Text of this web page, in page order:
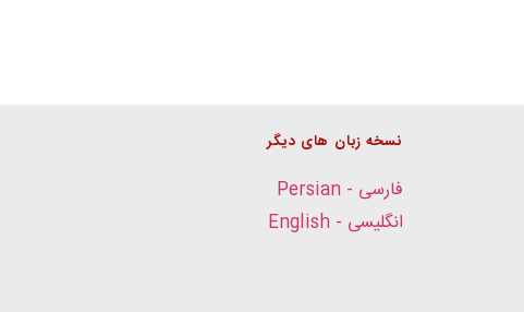
نسخه زبان های دیگر
فارسی - Persian
انگلیسی - English